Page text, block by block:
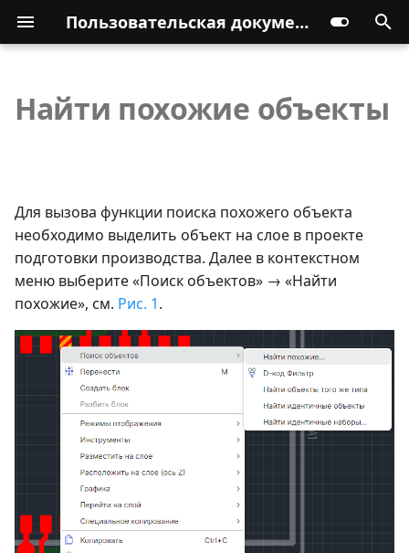
Пользовательская документация
Найти похожие объекты
Для вызова функции поиска похожего объекта
необходимо выделить объект на слое в проекте
подготовки производства. Далее в контекстном
меню выберите «Поиск объектов» → «Найти
похожие», см. Рис. 1.